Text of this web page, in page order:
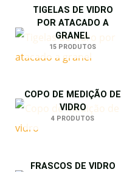
TIGELAS DE VIDRO
POR ATACADO A
GRANEL
15 PRODUTOS
COPO DE MEDIÇÃO DE
VIDRO
4 PRODUTOS
FRASCOS DE VIDRO